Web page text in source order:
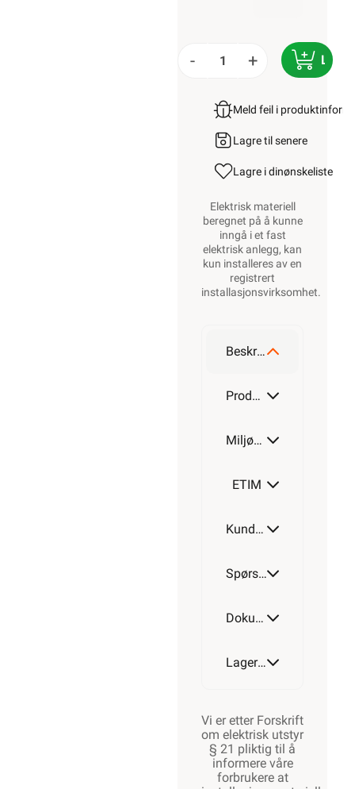
- +
Meld feil i
Lagre til senere
Lagre i dinønskeliste
Elektrisk materiell
beregnet på å kunne
inngå i et fast
elektrisk anlegg, kan
kun installeres av en
registrert
installasjonsvirksomhet.
Beskrivelse
Produktdetaljer
Miljøparametere
ETIM
Kundeomtale
Spørsmål og svar
Dokumentasjon
Lagerstatus
Vi er etter Forskrift
om elektrisk utstyr
§ 21 pliktig til å
informere våre
forbrukere at